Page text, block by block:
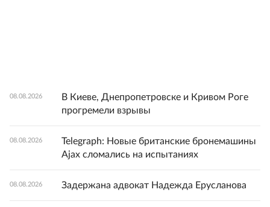
08.08.2026
В Киеве, Днепропетровске и Кривом Роге
прогремели взрывы
08.08.2026
Telegraph: Новые британские бронемашины
Ajax сломались на испытаниях
08.08.2026 Задержана адвокат Надежда Ерусланова